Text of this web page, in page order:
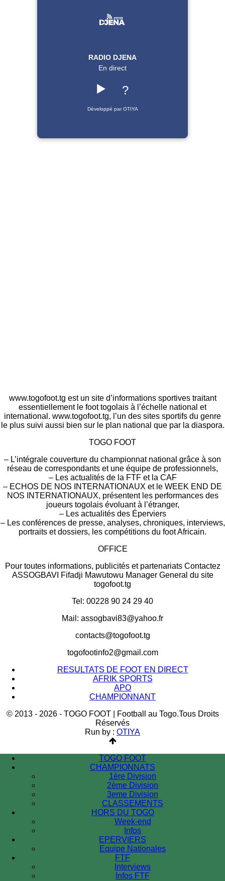
RADIO DJENA
En direct
▶️ ?
Développé par OTIYA
www.togofoot.tg est un site d’informations sportives traitant
essentiellement le foot togolais à l’échelle national et
international. www.togofoot.tg, l’un des sites sportifs du genre
le plus suivi aussi bien sur le plan national que par la diaspora.
TOGO FOOT
– L’intégrale couverture du championnat national grâce à son
réseau de correspondants et une équipe de professionnels,
– Les actualités de la FTF et la CAF
– ECHOS DE NOS INTERNATIONAUX et le WEEK END DE
NOS INTERNATIONAUX, présentent les performances des
joueurs togolais évoluant à l’étranger,
– Les actualités des Éperviers
– Les conférences de presse, analyses, chroniques, interviews,
portraits et dossiers, les compétitions du foot Africain.
OFFICE
Pour toutes informations, publicités et partenariats Contactez
ASSOGBAVI Fifadji Mawutowu Manager General du site
togofoot.tg
Tel: 00228 90 24 29 40
Mail: assogbavi83@yahoo.fr
contacts@togofoot.tg
togofootinfo2@gmail.com
RESULTATS DE FOOT EN DIRECT
AFRIK SPORTS
APO
CHAMPIONNANT
© 2013 - 2026 - TOGO FOOT | Football au Togo.Tous Droits
Réservés
Run by : OTIYA
TOGO FOOT
CHAMPIONNATS
1ère Division
2ème Division
3eme Division
CLASSEMENTS
HORS DU TOGO
Week-end
Infos
EPERVIERS
Equipe Nationales
FTF
Interviews
Infos FTF